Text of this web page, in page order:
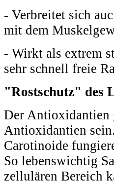
- Verbreitet sich
mit dem
- Wirkt als extrem
sehr schnell freie
"Rostschutz" des
Der Antioxidantien
Antioxidantien
Carotinoide
So lebenswichtig
zellulären Bereich